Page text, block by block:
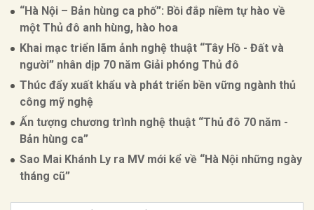
“Hà Nội – Bản hùng ca phố”: Bồi đắp niềm tự hào về
một Thủ đô anh hùng, hào hoa
Khai mạc triển lãm ảnh nghệ thuật “Tây Hồ - Đất và
người” nhân dịp 70 năm Giải phóng Thủ đô
Thúc đẩy xuất khẩu và phát triển bền vững ngành thủ
công mỹ nghệ
Ấn tượng chương trình nghệ thuật “Thủ đô 70 năm -
Bản hùng ca”
Sao Mai Khánh Ly ra MV mới kể về “Hà Nội những ngày
tháng cũ”